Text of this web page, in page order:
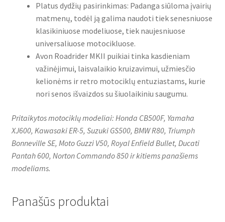
Platus dydžių pasirinkimas: Padanga siūloma įvairių
matmenų, todėl ją galima naudoti tiek senesniuose
klasikiniuose modeliuose, tiek naujesniuose
universaliuose motocikluose.
Avon Roadrider MKII puikiai tinka kasdieniam
važinėjimui, laisvalaikio kruizavimui, užmiesčio
kelionėms ir retro motociklų entuziastams, kurie
nori senos išvaizdos su šiuolaikiniu saugumu.
Pritaikytos motociklų modeliai: Honda CB500F, Yamaha
XJ600, Kawasaki ER-5, Suzuki GS500, BMW R80, Triumph
Bonneville SE, Moto Guzzi V50, Royal Enfield Bullet, Ducati
Pantah 600, Norton Commando 850 ir kitiems panašiems
modeliams.
Panašūs produktai